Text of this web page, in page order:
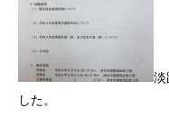
淡
した。